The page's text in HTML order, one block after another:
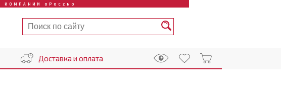
OPOCZNO
Доставка и оплата